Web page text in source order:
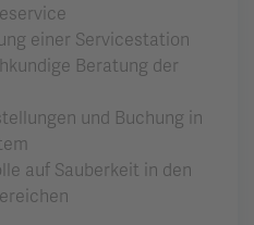
einer Servicestation
Beratung der
und Buchung in
auf Sauberkeit in den